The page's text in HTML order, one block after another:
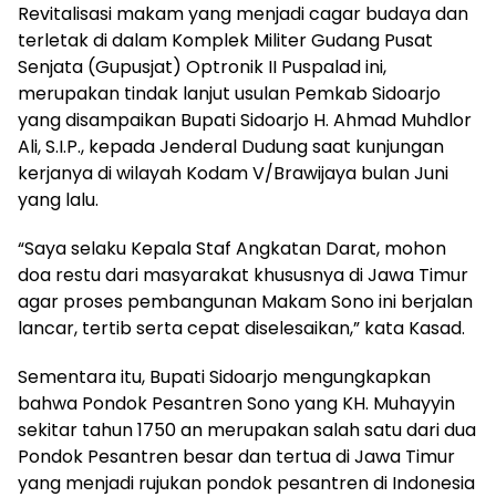
Revitalisasi makam yang menjadi cagar budaya dan
terletak di dalam Komplek Militer Gudang Pusat
Senjata (Gupusjat) Optronik II Puspalad ini,
merupakan tindak lanjut usulan Pemkab Sidoarjo
yang disampaikan Bupati Sidoarjo H. Ahmad Muhdlor
Ali, S.I.P., kepada Jenderal Dudung saat kunjungan
kerjanya di wilayah Kodam V/Brawijaya bulan Juni
yang lalu.
“Saya selaku Kepala Staf Angkatan Darat, mohon
doa restu dari masyarakat khususnya di Jawa Timur
agar proses pembangunan Makam Sono ini berjalan
lancar, tertib serta cepat diselesaikan,” kata Kasad.
Sementara itu, Bupati Sidoarjo mengungkapkan
bahwa Pondok Pesantren Sono yang KH. Muhayyin
sekitar tahun 1750 an merupakan salah satu dari dua
Pondok Pesantren besar dan tertua di Jawa Timur
yang menjadi rujukan pondok pesantren di Indonesia